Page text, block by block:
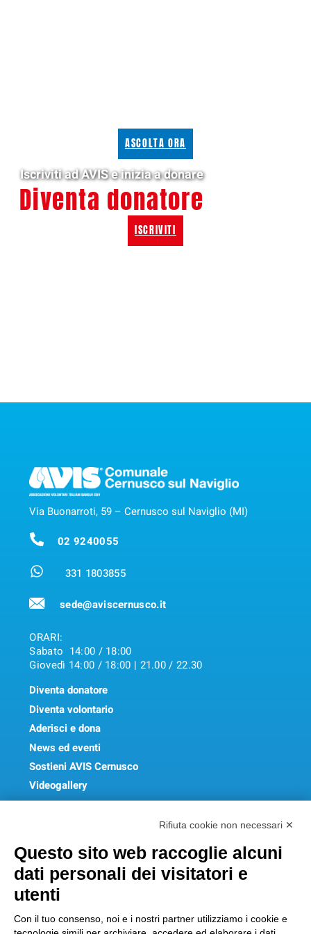
ASCOLTA ORA
Diventa donatore
Iscriviti ad AVIS e inizia a donare
ISCRIVITI
Via Buonarroti, 59 – Cernusco sul Naviglio (MI)
02 9240055
331 1803855
sede@aviscernusco.it
ORARI:
Sabato 14:00 / 18:00
Giovedì 14:00 / 18:00 | 21.00 / 22.30
Diventa donatore
Diventa volontario
Aderisci e dona
News ed eventi
Sostieni AVIS Cernusco
Videogallery
FAQ
Sede Legale:Piazza Matteotti, 8 – 20063 Cernusco sul
Rifiuta cookie non necessari ✕
Questo sito web raccoglie alcuni
dati personali dei visitatori e
utenti
Con il tuo consenso, noi e i nostri partner utilizziamo i cookie e